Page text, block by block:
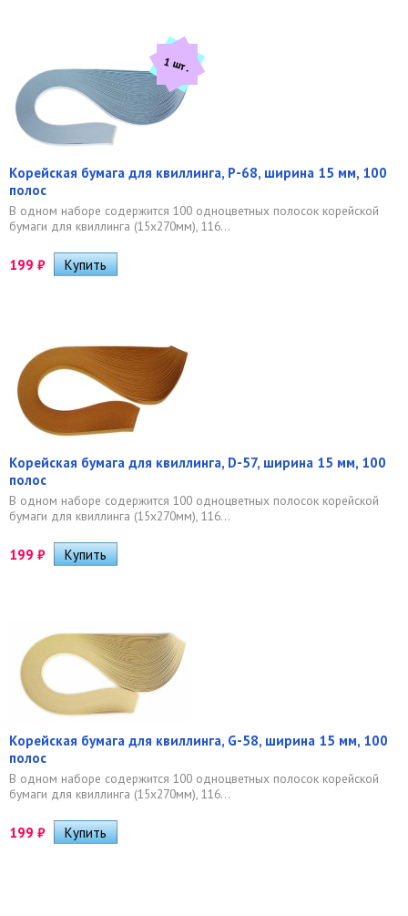
1 шт.
Корейская бумага для квиллинга, P-68, ширина 15 мм, 100
полос
В одном наборе содержится 100 одноцветных полосок корейской
бумаги для квиллинга (15х270мм), 116...
199 ₽
Корейская бумага для квиллинга, D-57, ширина 15 мм, 100
полос
В одном наборе содержится 100 одноцветных полосок корейской
бумаги для квиллинга (15х270мм), 116...
199 ₽
Корейская бумага для квиллинга, G-58, ширина 15 мм, 100
полос
В одном наборе содержится 100 одноцветных полосок корейской
бумаги для квиллинга (15х270мм), 116...
199 ₽